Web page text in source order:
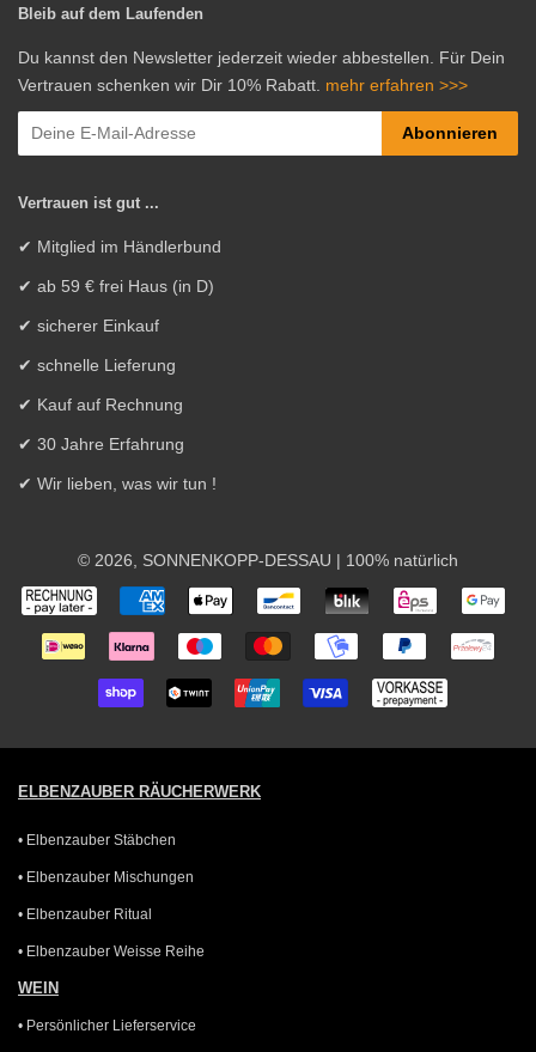
Bleib auf dem Laufenden
Du kannst den Newsletter jederzeit wieder abbestellen. Für Dein
Vertrauen schenken wir Dir 10% Rabatt. mehr erfahren >>>
Abonnieren
Vertrauen ist gut ...
✔ Mitglied im Händlerbund
✔ ab 59 € frei Haus (in D)
✔ sicherer Einkauf
✔ schnelle Lieferung
✔ Kauf auf Rechnung
✔ 30 Jahre Erfahrung
✔ Wir lieben, was wir tun !
© 2026, SONNENKOPP-DESSAU | 100% natürlich
Zahlungsarten
ELBENZAUBER RÄUCHERWERK
• Elbenzauber Stäbchen
• Elbenzauber Mischungen
• Elbenzauber Ritual
• Elbenzauber Weisse Reihe
WEIN
• Persönlicher Lieferservice